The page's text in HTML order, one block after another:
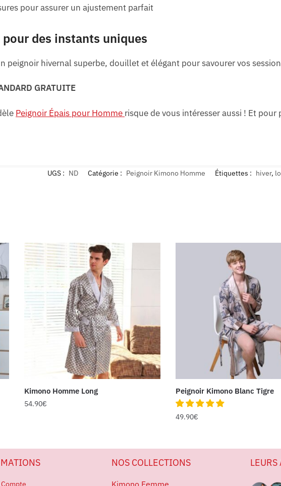
pour assurer un ajustement parfait
des instants uniques
peignoir hivernal superbe, douillet et élégant pour savourer vos
GRATUITE
Peignoir Épais pour Homme risque de vous intéresser aussi ! Et
UGS : ND Catégorie : Peignoir Kimono Homme Étiquettes : hiver,
Kimono Homme Long
54.90€
Peignoir Kimono Blanc Tigre
49.90€
NOS COLLECTIONS LEURS